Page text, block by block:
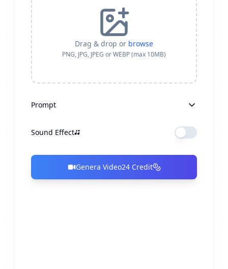
Drag & drop or browse
PNG, JPG, JPEG or WEBP (max 10MB)
Prompt
Sound Effect
Genera Video24Credit